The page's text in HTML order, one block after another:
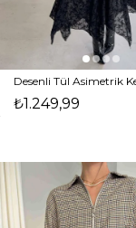
₺1.249,99